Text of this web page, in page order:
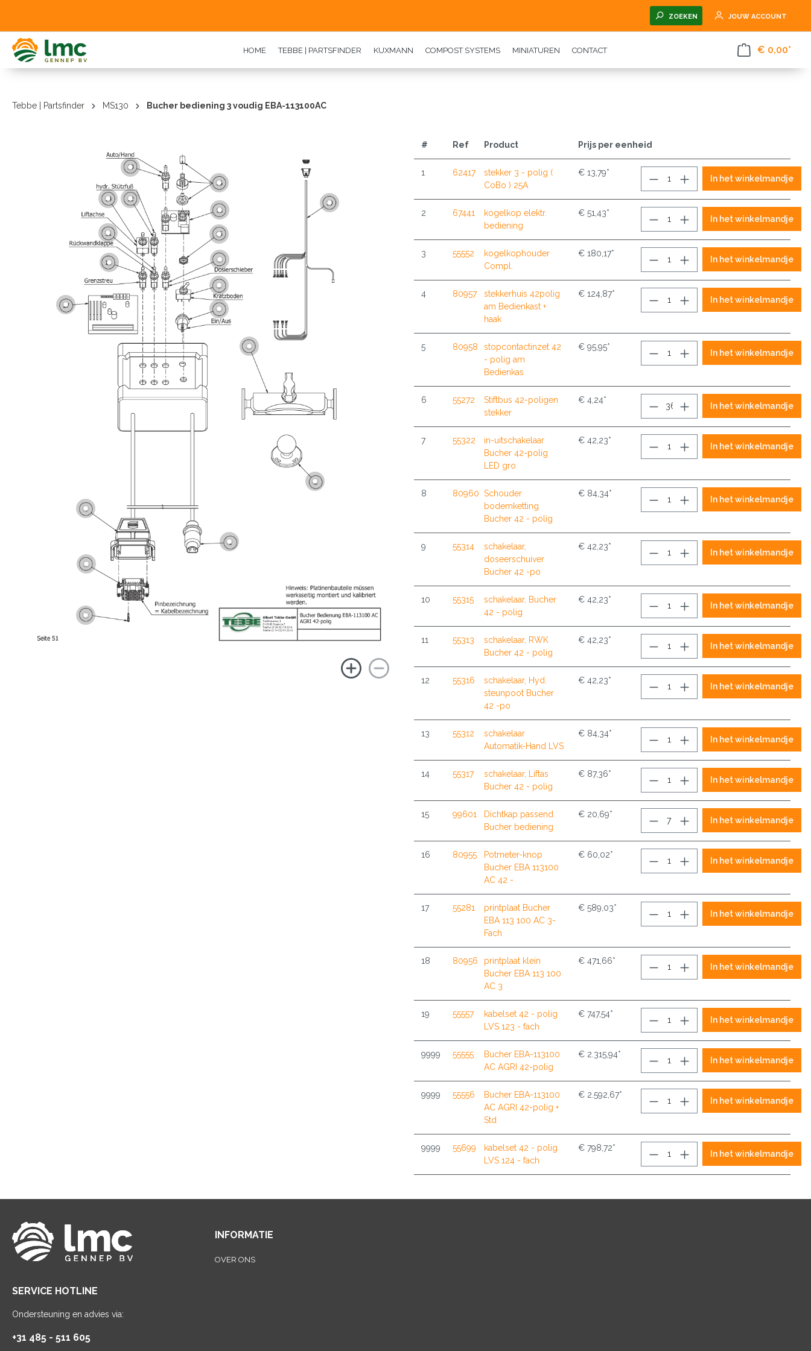
ZOEKEN JOUW ACCOUNT
HOME TEBBE | PARTSFINDER KUXMANN COMPOST SYSTEMS MINIATUREN CONTACT € 0,00*
Tebbe | Partsfinder MS130 Bucher bediening 3 voudig EBA-113100AC
# Ref Product Prijs per eenheid
1 62417
stekker 3 - polig (
CoBo ) 25A
€ 13,79*
In het winkelmandje
2 67441
kogelkop elektr.
bediening
€ 51,43*
In het winkelmandje
3 55552
kogelkophouder
Compl.
€ 180,17*
In het winkelmandje
4 80957
stekkerhuis 42polig
am Bedienkast +
haak
€ 124,87*
In het winkelmandje
5 80958
stopcontactinzet 42
- polig am
Bedienkas
€ 95,95*
In het winkelmandje
6 55272
Stiftbus 42-poligen
stekker
€ 4,24*
In het winkelmandje
7 55322
in-uitschakelaar
Bucher 42-polig
LED gro
€ 42,23*
In het winkelmandje
8 80960 Schouder
bodemketting
Bucher 42 - polig
€ 84,34*
In het winkelmandje
9 55314
schakelaar,
doseerschuiver
Bucher 42 -po
€ 42,23*
In het winkelmandje
10 55315
schakelaar, Bucher
42 - polig
€ 42,23*
In het winkelmandje
11 55313
schakelaar, RWK
Bucher 42 - polig
€ 42,23*
In het winkelmandje
12 55316
schakelaar, Hyd.
steunpoot Bucher
42 -po
€ 42,23*
In het winkelmandje
13 55312
schakelaar
Automatik-Hand LVS
€ 84,34*
In het winkelmandje
14 55317
schakelaar, Liftas
Bucher 42 - polig
€ 87,36*
In het winkelmandje
15 99601
Dichtkap passend
Bucher bediening
€ 20,69*
In het winkelmandje
16 80955
Potmeter-knop
Bucher EBA 113100
AC 42 -
€ 60,02*
In het winkelmandje
17 55281
printplaat Bucher
EBA 113 100 AC 3-
Fach
€ 589,03*
In het winkelmandje
18 80956
printplaat klein
Bucher EBA 113 100
AC 3
€ 471,66*
In het winkelmandje
19 55557
kabelset 42 - polig
LVS 123 - fach
€ 747,54*
In het winkelmandje
9999 55555
Bucher EBA-113100
AC AGRI 42-polig
€ 2.315,94*
In het winkelmandje
9999 55556
Bucher EBA-113100
AC AGRI 42-polig +
Std
€ 2.592,67*
In het winkelmandje
9999 55699
kabelset 42 - polig
LVS 124 - fach
€ 798,72*
In het winkelmandje
SERVICE HOTLINE
Ondersteuning en advies via:
+31 485 - 511 605
INFORMATIE
OVER ONS